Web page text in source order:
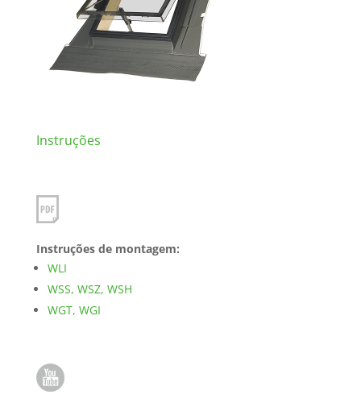
Instruções
Instruções de montagem:
WLI
WSS, WSZ, WSH
WGT, WGI